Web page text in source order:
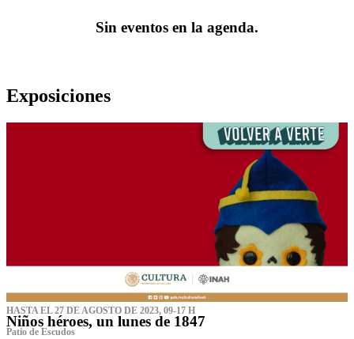
Sin eventos en la agenda.
Exposiciones
HASTA EL 27 DE AGOSTO DE 2023, 09-17 H
Niños héroes, un lunes de 1847
Patio de Escudos